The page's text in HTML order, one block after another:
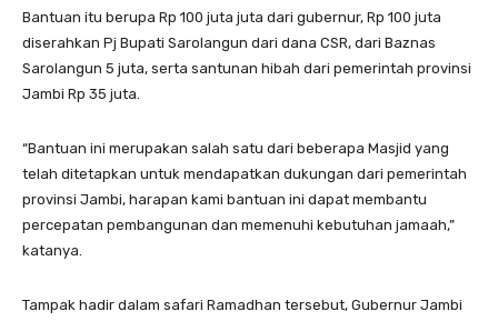
Bantuan itu berupa Rp 100 juta juta dari gubernur, Rp 100 juta
diserahkan Pj Bupati Sarolangun dari dana CSR, dari Baznas
Sarolangun 5 juta, serta santunan hibah dari pemerintah provinsi
Jambi Rp 35 juta.
“Bantuan ini merupakan salah satu dari beberapa Masjid yang
telah ditetapkan untuk mendapatkan dukungan dari pemerintah
provinsi Jambi, harapan kami bantuan ini dapat membantu
percepatan pembangunan dan memenuhi kebutuhan jamaah,”
katanya.
Tampak hadir dalam safari Ramadhan tersebut, Gubernur Jambi